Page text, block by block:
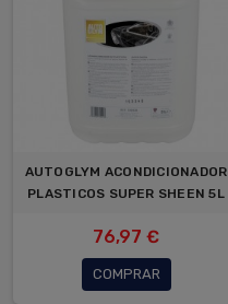
AUTOGLYM ACONDICIONADOR
PLASTICOS SUPER SHEEN 5L
76,97 €
COMPRAR